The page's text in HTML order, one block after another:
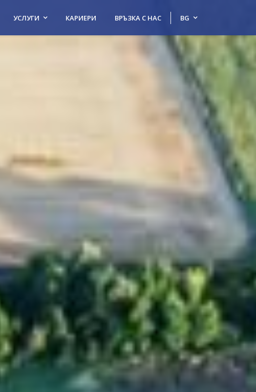
УСЛУГИ КАРИЕРИ ВРЪЗКА С НАС BG